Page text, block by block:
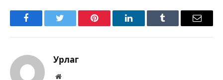
FacebookTwitter Pinterest LinkedInTumblr Имэйл
Урлаг
Вэбсайт